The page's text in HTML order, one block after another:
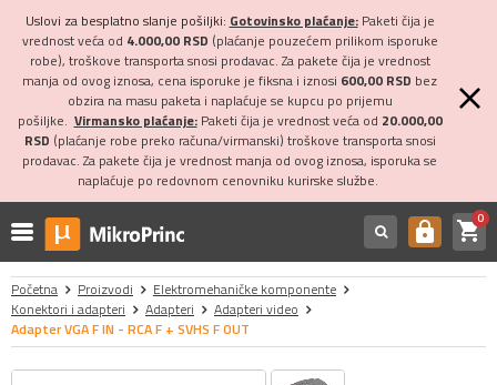
Uslovi za besplatno slanje pošiljki: Gotovinsko plaćanje:Paketi čija je
vrednost veća od 4.000,00 RSD (plaćanje pouzećem prilikom isporuke
robe), troškove transporta snosi prodavac. Za pakete čija je vrednost
manja od ovog iznosa, cena isporuke je fiksna i iznosi 600,00 RSD bez
obzira na masu paketa i naplaćuje se kupcu po prijemu
pošiljke. Virmansko plaćanje:Paketi čija je vrednost veća od 20.000,00
RSD (plaćanje robe preko računa/virmanski) troškove transporta snosi
prodavac. Za pakete čija je vrednost manja od ovog iznosa, isporuka se
naplaćuje po redovnom cenovniku kurirske službe.
https shopping_cart0
Početna Proizvodi
Elektromehaničke komponente
Konektori i adapteri
Adapteri
Adapteri video
Adapter VGA F IN - RCA F + SVHS F OUT